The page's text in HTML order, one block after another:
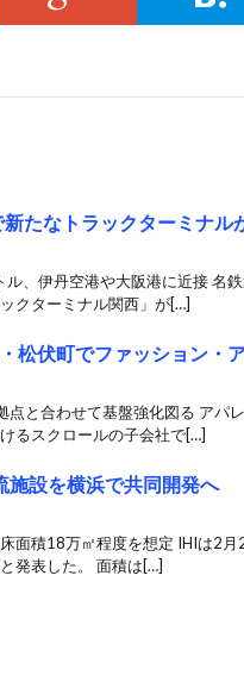
たなトラックターミナル
、伊丹空港や大阪港に近接 名
クターミナル関西」が[…]
松伏町でファッション・
点と合わせて基盤強化図る アパ
るスクロールの子会社で[…]
施設を横浜で共同開発へ
面積18万㎡程度を想定 IHIは2
発表した。 面積は[…]